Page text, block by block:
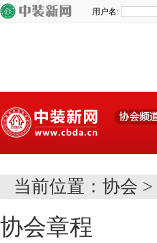
当前位置： 协会 >
协会章程